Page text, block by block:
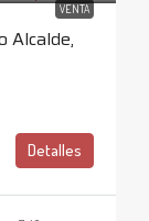
VENTA
Alcalde,
Detalles